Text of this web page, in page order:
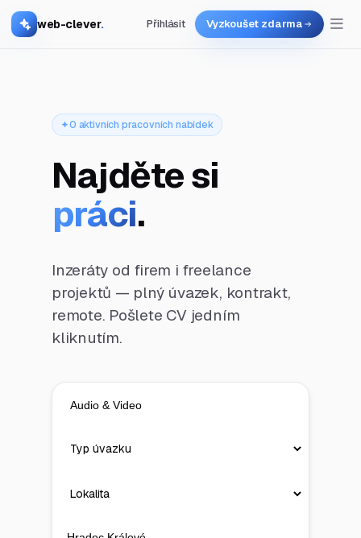
web-clever. Přihlásit Vyzkoušet zdarma
0 aktivních pracovních nabídek
Najděte si
práci.
Inzeráty od firem i freelance
projektů — plný úvazek, kontrakt,
remote. Pošlete CV jedním
kliknutím.